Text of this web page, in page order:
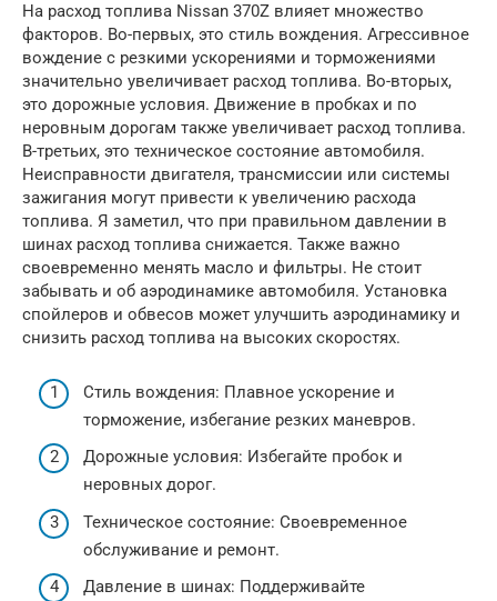
На расход топлива Nissan 370Z влияет множество
факторов. Во-первых, это стиль вождения. Агрессивное
вождение с резкими ускорениями и торможениями
значительно увеличивает расход топлива. Во-вторых,
это дорожные условия. Движение в пробках и по
неровным дорогам также увеличивает расход топлива.
В-третьих, это техническое состояние автомобиля.
Неисправности двигателя, трансмиссии или системы
зажигания могут привести к увеличению расхода
топлива. Я заметил, что при правильном давлении в
шинах расход топлива снижается. Также важно
своевременно менять масло и фильтры. Не стоит
забывать и об аэродинамике автомобиля. Установка
спойлеров и обвесов может улучшить аэродинамику и
снизить расход топлива на высоких скоростях.
Стиль вождения: Плавное ускорение и
торможение, избегание резких маневров.
Дорожные условия: Избегайте пробок и
неровных дорог.
Техническое состояние: Своевременное
обслуживание и ремонт.
Давление в шинах: Поддерживайте